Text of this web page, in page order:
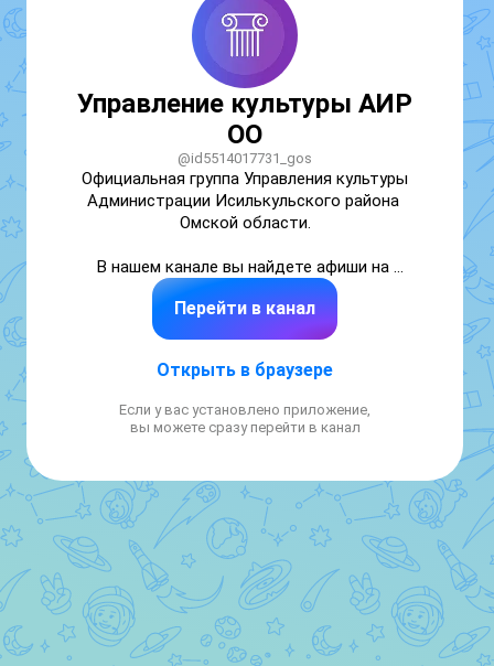
Управление культуры АИР
ОО
@id5514017731_gos
Официальная группа Управления культуры
Администрации Исилькульского района
Омской области.
В нашем канале вы найдете афиши на
предстоящие культурные события в районе,
фотографии с мероприятий, интересные
новости из мира культуры Исилькуля.
Перейти в канал
Открыть в браузере
Если у вас установлено приложение,
вы можете сразу перейти в канал